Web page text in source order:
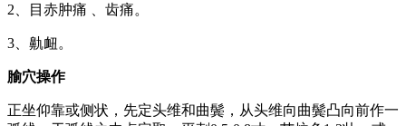
2、目赤肿痛 、齿痛。
3、鼽衄。
腧穴操作
正坐仰靠或侧状，先定头维和曲鬓，从头维向曲鬓凸向前作一